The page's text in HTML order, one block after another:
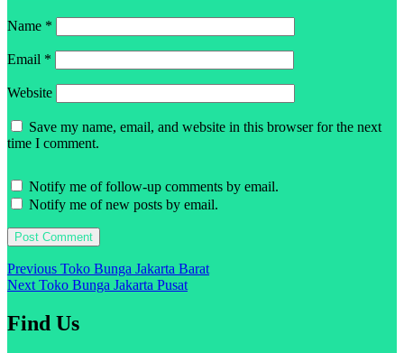
Name *
Email *
Website
Save my name, email, and website in this browser for the next
time I comment.
Notify me of follow-up comments by email.
Notify me of new posts by email.
Post
navigation
Previous Previous
post:
Toko Bunga Jakarta Barat
Next Next
Toko Bunga Jakarta Pusat
Find Us